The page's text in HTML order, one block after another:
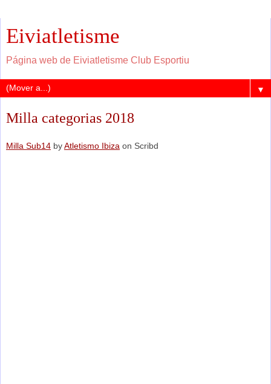
Eiviatletisme
Página web de Eiviatletisme Club Esportiu
▼
Milla categorias 2018
Milla Sub14 byAtletismo Ibiza on Scribd